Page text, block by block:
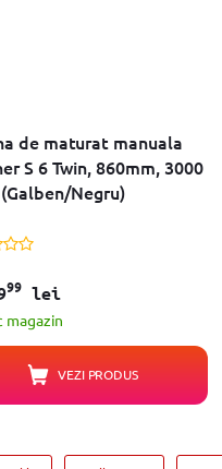
de maturat manuala
S 6 Twin, 860mm, 3000
m²/h (Galben/Negru)
99lei
magazin
VEZI PRODUS